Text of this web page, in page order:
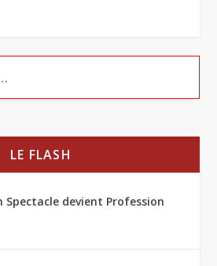
LE FLASH
Spectacle devient Profession